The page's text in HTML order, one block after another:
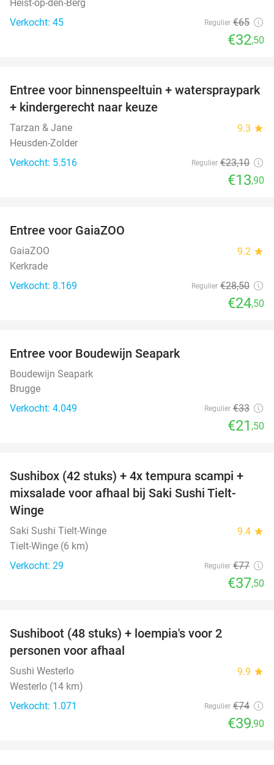
Heist-op-den-Berg
Verkocht: 45
Regulier €65
€32,50
40%
Entree voor binnenspeeltuin + waterspraypark
+ kindergerecht naar keuze
Tarzan & Jane 9.3 star
Heusden-Zolder
Verkocht: 5.516
Regulier €23,10
€13,90
Entree voor GaiaZOO
GaiaZOO 9.2 star
Kerkrade
Verkocht: 8.169
Regulier €28,50
€24,50
Entree voor Boudewijn Seapark
Boudewijn Seapark
Brugge
Verkocht: 4.049
Regulier €33
€21 ,50
51%
Sushibox (42 stuks) + 4x tempura scampi +
mixsalade voor afhaal bij Saki Sushi Tielt-
Winge
Saki Sushi Tielt-Winge 9.4 star
Tielt-Winge (6 km)
Verkocht: 29
Regulier €77
€37,50
Sushiboot (48 stuks) + loempia's voor 2
personen voor afhaal
Sushi Westerlo 9.9 star
Westerlo (14 km)
Verkocht: 1.071
Regulier €74
€39,90